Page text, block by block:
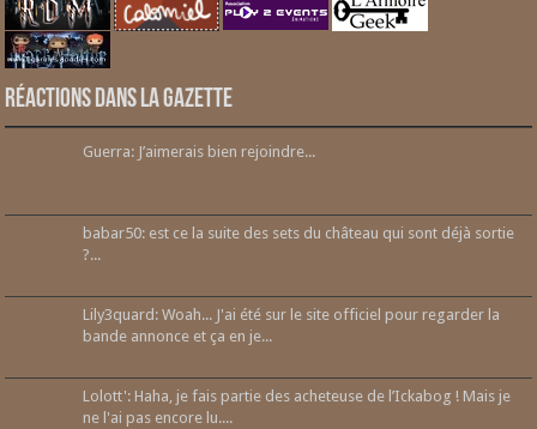
Réactions dans la gazette
Guerra: J’aimerais bien rejoindre...
babar50: est ce la suite des sets du château qui sont déjà sortie
?...
Lily3quard: Woah... J'ai été sur le site officiel pour regarder la
bande annonce et ça en je...
Lolott': Haha, je fais partie des acheteuse de l’Ickabog ! Mais je
ne l'ai pas encore lu....